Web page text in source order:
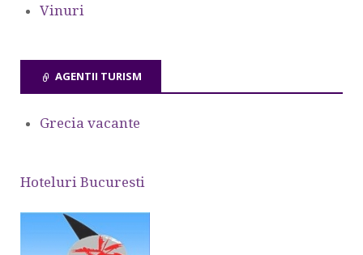
Vinuri
AGENTII TURISM
Grecia vacante
Hoteluri Bucuresti